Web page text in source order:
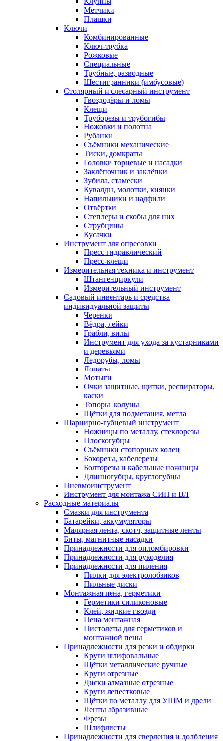
Метчики
Плашки
Ключи
Комбинированные
Ключ-трубка
Рожковые
Специальные
Трубные, разводные
Шестигранники (имбусовые)
Столярный и слесарный инструмент
Гвоздодёры и ломы
Клещи
Труборезы и трубогибы
Ножовки и полотна
Рубанки
Съёмники механические
Тиски, домкраты
Головки торцевые и насадки
Заклёпочник и заклёпки
Зубила, стамески
Кувалды, молотки, киянки
Напильники и надфили
Отвёртки
Степлеры и скобы для них
Струбцины
Кусачки
Инструмент для опресовки
Пресс гидравлический
Пресс-клещи
Измерительная техника и инструмент
Штангенциркули
Измерительный инструмент
Садовый инвентарь и средства
индивидуальной защиты
Черенки
Вёдра, лейки
Грабли, вилы
Инструмент для ухода за кустарниками
и деревьями
Ледорубы, ломы
Лопаты
Мотыги
Очки защитные, щитки, респираторы,
каски
Топоры, колуны
Щётки для подметания, метла
Шарнирно-губцевый инструмент
Ножницы по металлу, стеклорезы
Плоскогубцы
Съёмники стопорных колец
Бокорезы, кабелерезы
Болторезы и кабельные ножницы
Длинногубцы, круглогубцы
Пневмоинструмент
Инструмент для монтажа СИП и ВЛ
Расходные материалы
Смазки для инструмента
Батарейки, аккумуляторы
Малярная лента, скотч, защитные ленты
Биты, магнитные насадки
Принадлежности для опломбировки
Принадлежности для рукоделия
Принадлежности для пиления
Пилки для электролобзиков
Пильные диски
Монтажная пена, герметики
Герметики силиконовые
Клей, жидкие гвозди
Пена монтажная
Пистолеты для герметиков и
монтажной пены
Принадлежности для резки и обдирки
Круги шлифовальные
Щётки металлические ручные
Круги отрезные
Диски алмазные отрезные
Круги лепестковые
Щётки по металлу для УШМ и дрели
Ленты абразивные
Фрезы
Шлифлисты
Принадлежности для сверления и долбления